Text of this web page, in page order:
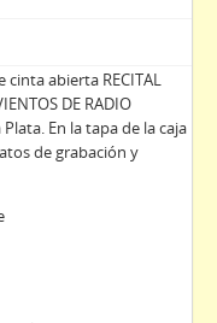
cinta abierta RECITAL
DE RADIO
Plata. En la tapa de la caja
de grabación y